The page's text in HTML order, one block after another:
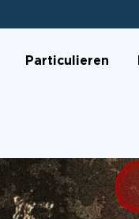
Particulieren